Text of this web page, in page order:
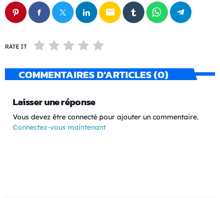
email
RATE IT
COMMENTAIRES D’ARTICLES (0)
Laisser une réponse
Vous devez être connecté pour ajouter un commentaire.
Connectez-vous maintenant